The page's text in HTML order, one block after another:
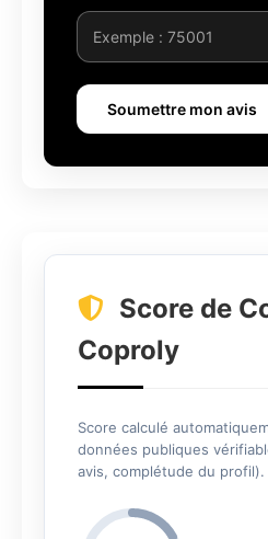
Soumettre mon avis
Score de
Coproly
Score calculé
données publiques
avis, complétude du profil).